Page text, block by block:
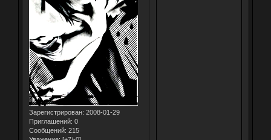
Зарегистрирован: 2008-01-29
Приглашений: 0
Сообщений: 215